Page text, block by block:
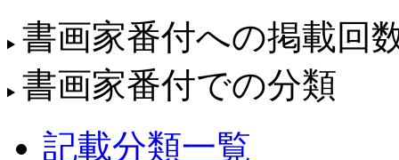
書画家番付への掲載回
書画家番付での分類
記載分類一覧